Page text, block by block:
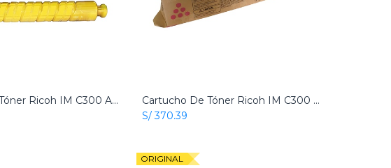
Add to Cart
Cartucho De Tóner Ricoh IM C300 Amarillo Original
Add to Cart
Cartucho De Tóner Ricoh IM C300 Magenta Original
S/370.39
ORIGINAL